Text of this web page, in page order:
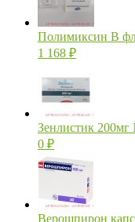
Полимиксин В
1 168 ₽
Зенлистик
0 ₽
Верошпирон